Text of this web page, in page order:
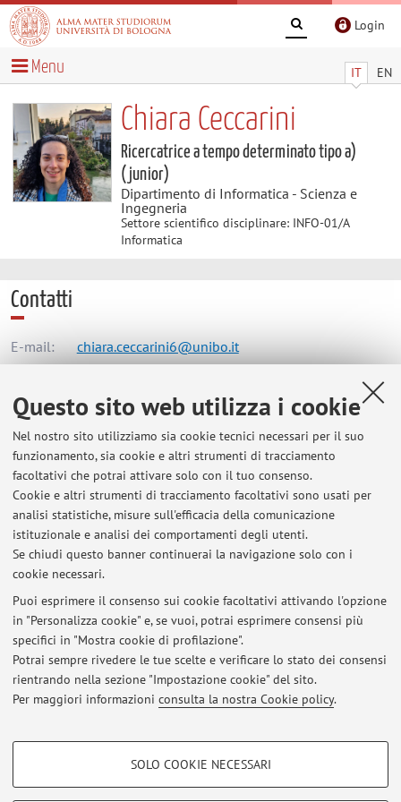
Questo sito web utilizza i cookie
Nel nostro sito utilizziamo sia cookie tecnici necessari per il suo
funzionamento, sia cookie e altri strumenti di tracciamento
facoltativi che potrai attivare solo con il tuo consenso.
Cookie e altri strumenti di tracciamento facoltativi sono usati per
analisi statistiche, misure sull'efficacia della comunicazione
istituzionale e analisi dei comportamenti degli utenti.
Se chiudi questo banner continuerai la navigazione solo con i
cookie necessari.
Puoi esprimere il consenso sui cookie facoltativi attivando l'opzione
in "Personalizza cookie" e, se vuoi, potrai esprimere consensi più
specifici in "Mostra cookie di profilazione".
Potrai sempre rivedere le tue scelte e verificare lo stato dei consensi
rientrando nella sezione "Impostazione cookie" del sito.
Per maggiori informazioni consulta la nostra Cookie policy.
COOKIE DI PROFILAZIONE - FACOLTATIVI
SOLO COOKIE NECESSARI
Login
IT EN
Menu
Chiara Ceccarini
Ricercatrice a tempo determinato tipo a)
(junior)
Dipartimento di Informatica - Scienza e
Ingegneria
Settore scientifico disciplinare: INFO-01/A
Informatica
Contatti
E-mail: chiara.ceccarini6@unibo.it
Dipartimento di Informatica - Scienza e Ingegneria
Via dell'Università 50, Cesena - Vai alla mappa
Risorse in rete
ORCID
Ultimi avvisi
Al momento non sono presenti avvisi.
Area riservata